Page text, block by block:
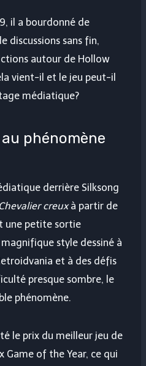
il a bourdonné de
discussions sans fin,
autour de Hollow
vient-il et le jeu peut-il
médiatique?
phénomène
derrière Silksong
Chevalier creuxà partir de
une petite sortie
style dessiné à
et à des défis
presque sombre, le
phénomène.
le prix du meilleur jeu de
of the Year, ce qui